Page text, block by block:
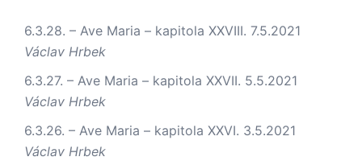
6.3.28. – Ave Maria – kapitola XXVIII. 7.5.2021
Václav Hrbek
6.3.27. – Ave Maria – kapitola XXVII. 5.5.2021
Václav Hrbek
6.3.26. – Ave Maria – kapitola XXVI. 3.5.2021
Václav Hrbek